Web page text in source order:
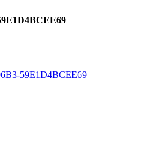
59E1D4BCEE69